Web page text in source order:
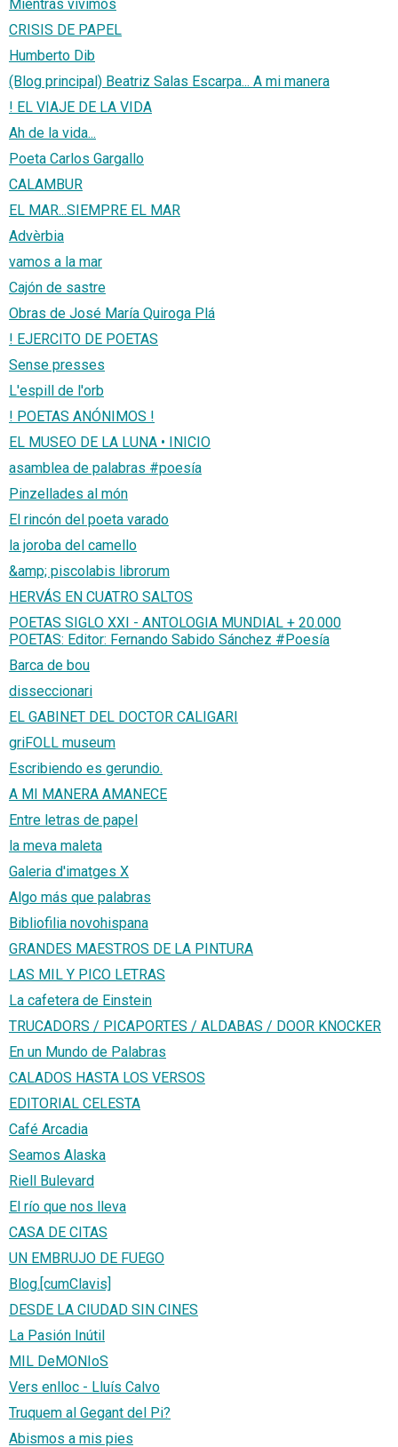
Mientras vivimos
CRISIS DE PAPEL
Humberto Dib
(Blog principal) Beatriz Salas Escarpa... A mi manera
! EL VIAJE DE LA VIDA
Ah de la vida...
Poeta Carlos Gargallo
CALAMBUR
EL MAR...SIEMPRE EL MAR
Advèrbia
vamos a la mar
Cajón de sastre
Obras de José María Quiroga Plá
! EJERCITO DE POETAS
Sense presses
L'espill de l'orb
! POETAS ANÓNIMOS !
EL MUSEO DE LA LUNA • INICIO
asamblea de palabras #poesía
Pinzellades al món
El rincón del poeta varado
la joroba del camello
&amp; piscolabis librorum
HERVÁS EN CUATRO SALTOS
POETAS SIGLO XXI - ANTOLOGIA MUNDIAL + 20.000
POETAS: Editor: Fernando Sabido Sánchez #Poesía
Barca de bou
disseccionari
EL GABINET DEL DOCTOR CALIGARI
griFOLL museum
Escribiendo es gerundio.
A MI MANERA AMANECE
Entre letras de papel
la meva maleta
Galeria d'imatges X
Algo más que palabras
Bibliofilia novohispana
GRANDES MAESTROS DE LA PINTURA
LAS MIL Y PICO LETRAS
La cafetera de Einstein
TRUCADORS / PICAPORTES / ALDABAS / DOOR KNOCKER
En un Mundo de Palabras
CALADOS HASTA LOS VERSOS
EDITORIAL CELESTA
Café Arcadia
Seamos Alaska
Riell Bulevard
El río que nos lleva
CASA DE CITAS
UN EMBRUJO DE FUEGO
Blog.[cumClavis]
DESDE LA CIUDAD SIN CINES
La Pasión Inútil
MIL DeMONIoS
Vers enlloc - Lluís Calvo
Truquem al Gegant del Pi?
Abismos a mis pies